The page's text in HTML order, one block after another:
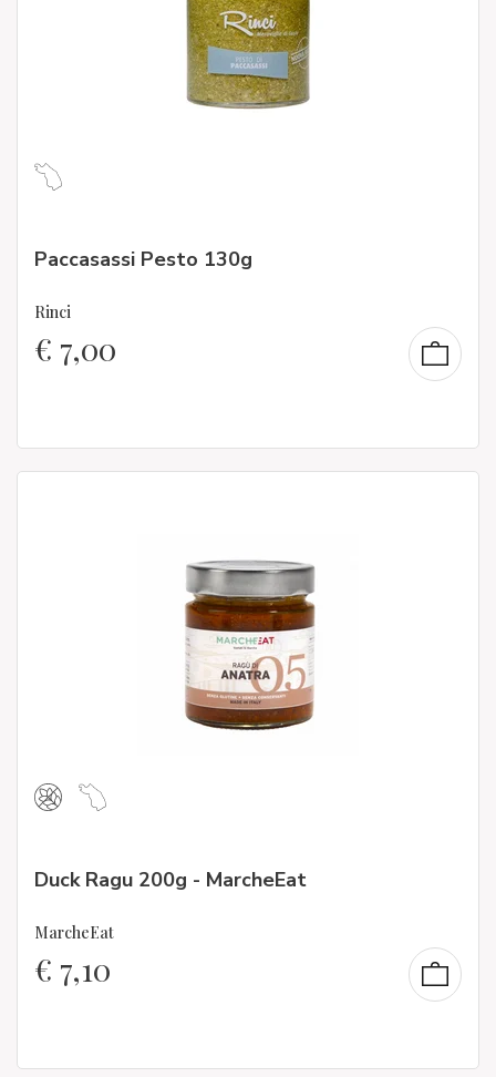
Paccasassi Pesto 130g
Rinci
€ 7,00
Duck Ragu 200g - MarcheEat
MarcheEat
€ 7,10